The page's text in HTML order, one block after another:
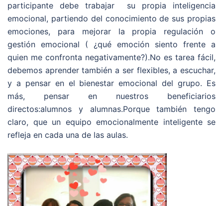
participante debe trabajar su propia inteligencia
emocional, partiendo del conocimiento de sus propias
emociones, para mejorar la propia regulación o
gestión emocional ( ¿qué emoción siento frente a
quien me confronta negativamente?).No es tarea fácil,
debemos aprender también a ser flexibles, a escuchar,
y a pensar en el bienestar emocional del grupo. Es
más, pensar en nuestros beneficiarios
directos:alumnos y alumnas.Porque también tengo
claro, que un equipo emocionalmente inteligente se
refleja en cada una de las aulas.